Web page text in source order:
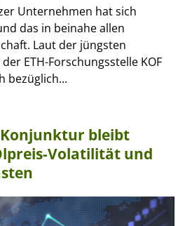
Unternehmen hat sich
das in beinahe allen
Laut der jüngsten
ETH-Forschungsstelle KOF
bezüglich...
Konjunktur bleibt
Volatilität und